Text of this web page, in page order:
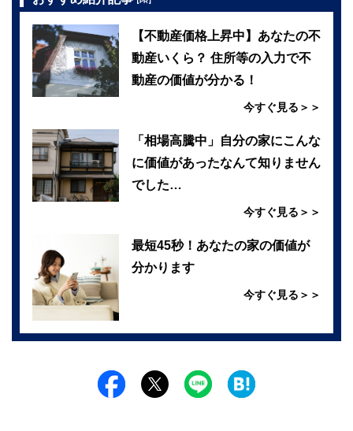
【不動産価格上昇中】あなたの不
動産いくら？ 住所等の入力で不
動産の価値が分かる！
今すぐ見る＞＞
「相場高騰中」自分の家にこんな
に価値があったなんて知りません
でした…
今すぐ見る＞＞
最短45秒！あなたの家の価値が
分かります
今すぐ見る＞＞